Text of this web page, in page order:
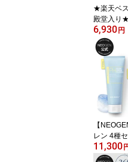
★楽天ベ
殿堂入り★
式】【ダ
イドフォ
アップ パ
枚) 2個入
なまる
トナーパ
ッド グリ
ーツリー
湿 化粧
っとり
6,930円
【
レン 4種
アンプル/
顔)】化粧
11,300